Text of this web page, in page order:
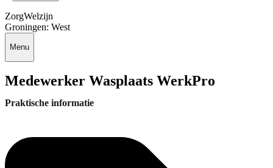
ZorgWelzijn
Groningen: West
Menu
Medewerker Wasplaats WerkPro
Praktische informatie